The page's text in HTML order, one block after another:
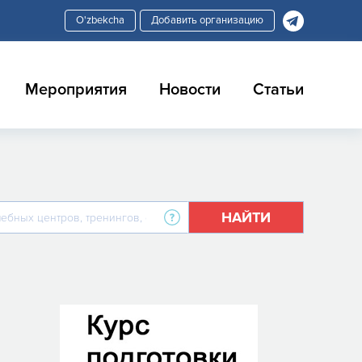
Добавить организацию
Мероприятия Новости Статьи
НАЙТИ